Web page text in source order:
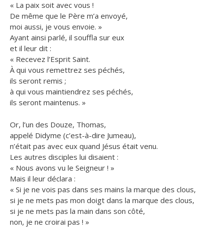
« La paix soit avec vous !
De même que le Père m’a envoyé,
moi aussi, je vous envoie. »
Ayant ainsi parlé, il souffla sur eux
et il leur dit :
« Recevez l’Esprit Saint.
À qui vous remettrez ses péchés,
ils seront remis ;
à qui vous maintiendrez ses péchés,
ils seront maintenus. »
Or, l’un des Douze, Thomas,
appelé Didyme (c’est-à-dire Jumeau),
n’était pas avec eux quand Jésus était venu.
Les autres disciples lui disaient :
« Nous avons vu le Seigneur ! »
Mais il leur déclara :
« Si je ne vois pas dans ses mains la marque des clous,
si je ne mets pas mon doigt dans la marque des clous,
si je ne mets pas la main dans son côté,
non, je ne croirai pas ! »